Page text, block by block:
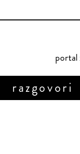
portal
razgovori